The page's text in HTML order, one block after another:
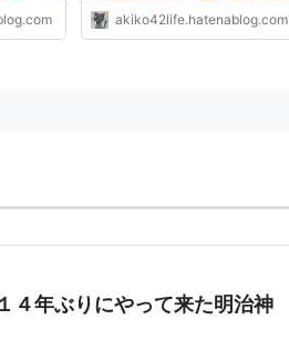
akiko42life.hatenablog.com
年ぶりにやって来た明治神